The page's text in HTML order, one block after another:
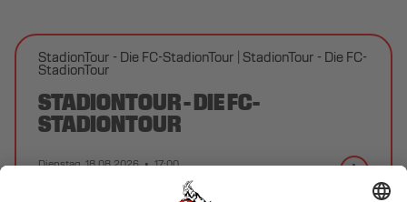
StadionTour - Die FC-StadionTour StadionTour - Die FC-
StadionTour
STADIONTOUR - DIE FC-
STADIONTOUR
Dienstag, 18.08.2026
17:00
StadionTouren im RheinEnergieSTADION